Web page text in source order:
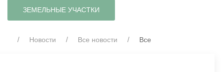
ЗЕМЕЛЬНЫЕ УЧАСТКИ
Новости Все новости Все